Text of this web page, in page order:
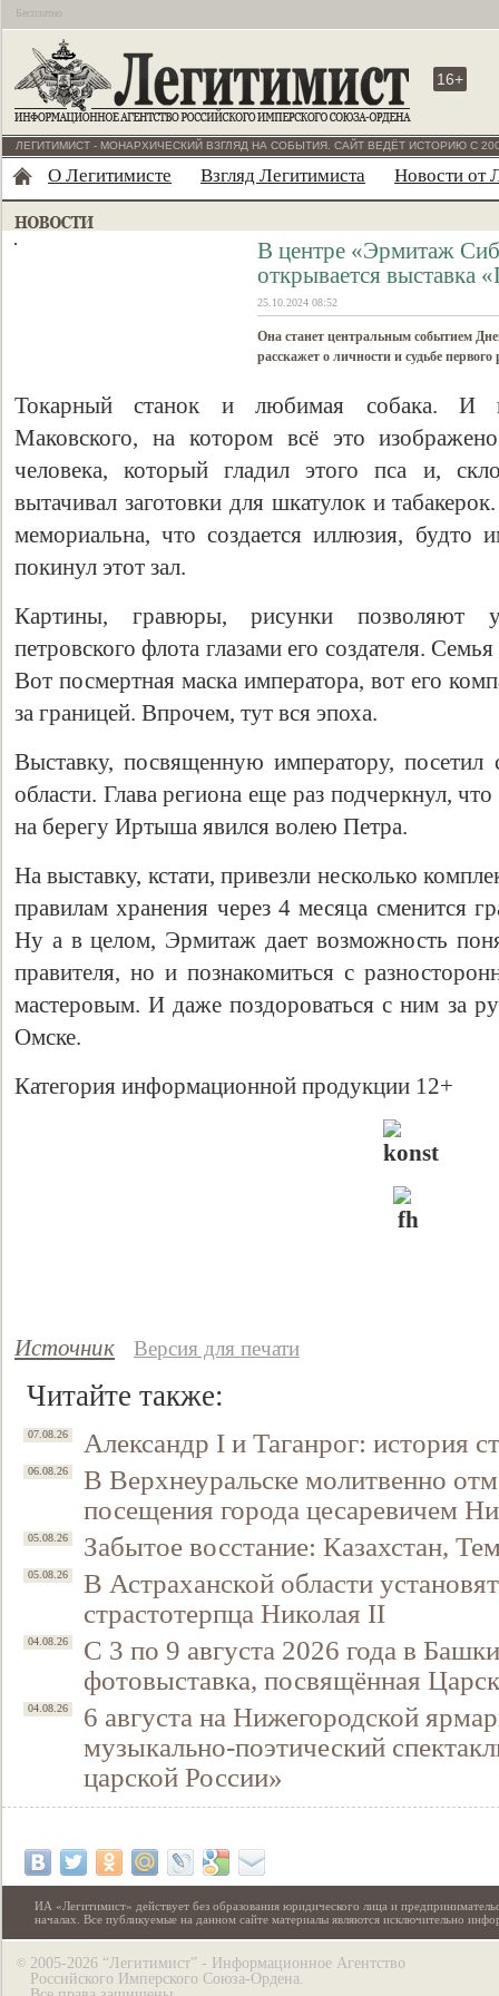
Бесплатно
16+
ЛЕГИТИМИСТ - МОНАРХИЧЕСКИЙ ВЗГЛЯД НА СОБЫТИЯ. САЙТ ВЕДЁТ ИСТОРИЮ С
О Легитимисте Взгляд Легитимиста Новости от
В центре «Эрмитаж
открывается выставка
25.10.2024 08:52
Она станет центральным событием
расскажет о личности и судьбе
Токарный станок и любимая собака. И
Маковского, на котором всё это
человека, который гладил этого пса и,
вытачивал заготовки для шкатулок и
мемориальна, что создается иллюзия, будто
покинул этот зал.
Картины, гравюры, рисунки позволяют
петровского флота глазами его создателя.
Вот посмертная маска императора, вот его
за границей. Впрочем, тут вся эпоха.
Выставку, посвященную императору, посетил
области. Глава региона еще раз подчеркнул,
на берегу Иртыша явился волею Петра.
На выставку, кстати, привезли несколько
правилам хранения через 4 месяца сменится
Ну а в целом, Эрмитаж дает возможность
правителя, но и познакомиться с
мастеровым. И даже поздороваться с ним за
Омске.
Категория информационной продукции 12+
Источник Версия для печати
Читайте также:
07.08.26 Александр I и Таганрог: история
06.08.26
В Верхнеуральске молитвенно
посещения города цесаревичем
05.08.26 Забытое восстание: Казахстан,
05.08.26
В Астраханской области
страстотерпца Николая II
04.08.26
С 3 по 9 августа 2026 года в
фотовыставка, посвящённая
04.08.26
6 августа на Нижегородской
музыкально-поэтический
царской России»
ИА «Легитимист» действует без образования юридического лица и
началах. Все публикуемые на данном сайте материалы являются исключительно
© 2005-2026 “Легитимист” - Информационное Агентство
Российского Имперского Союза-Ордена.